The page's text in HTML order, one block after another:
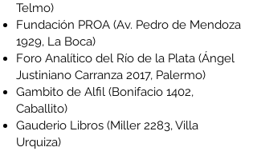
Telmo)
Fundación PROA (Av. Pedro de Mendoza
1929, La Boca)
Foro Analítico del Río de la Plata (Ángel
Justiniano Carranza 2017, Palermo)
Gambito de Alfil (Bonifacio 1402,
Caballito)
Gauderio Libros (Miller 2283, Villa
Urquiza)